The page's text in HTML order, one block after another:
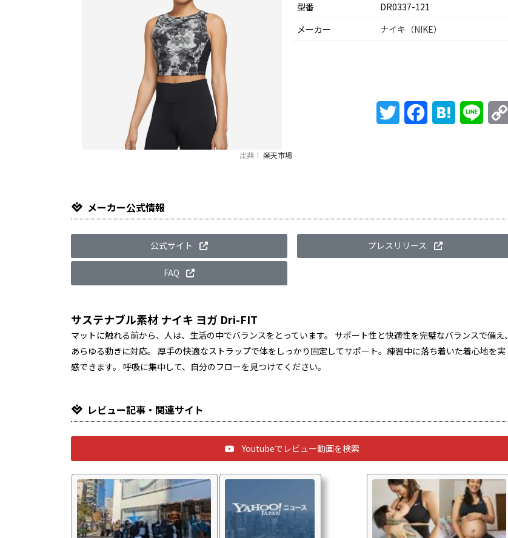
出典： 楽天市場
型番
DR0337-121
メーカー
ナイキ（NIKE）
Twitter FacebookHatena Line
メーカー公式情報
公式サイト プレスリリース
FAQ
サステナブル素材 ナイキ ヨガ Dri-FIT
マットに触れる前から、人は、生活の中でバランスをとっています。 サポート性と快適性を完璧なバランスで備え、
あらゆる動きに対応。 厚手の快適なストラップで体をしっかり固定してサポート。練習中に落ち着いた着心地を実
感できます。 呼吸に集中して、自分のフローを見つけてください。
レビュー記事・関連サイト
Youtubeでレビュー動画を検索